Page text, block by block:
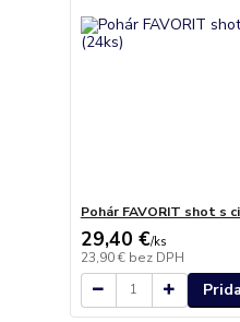
Pohár FAVORIT shot s
29,40 €/ks
23,90 € bez DPH